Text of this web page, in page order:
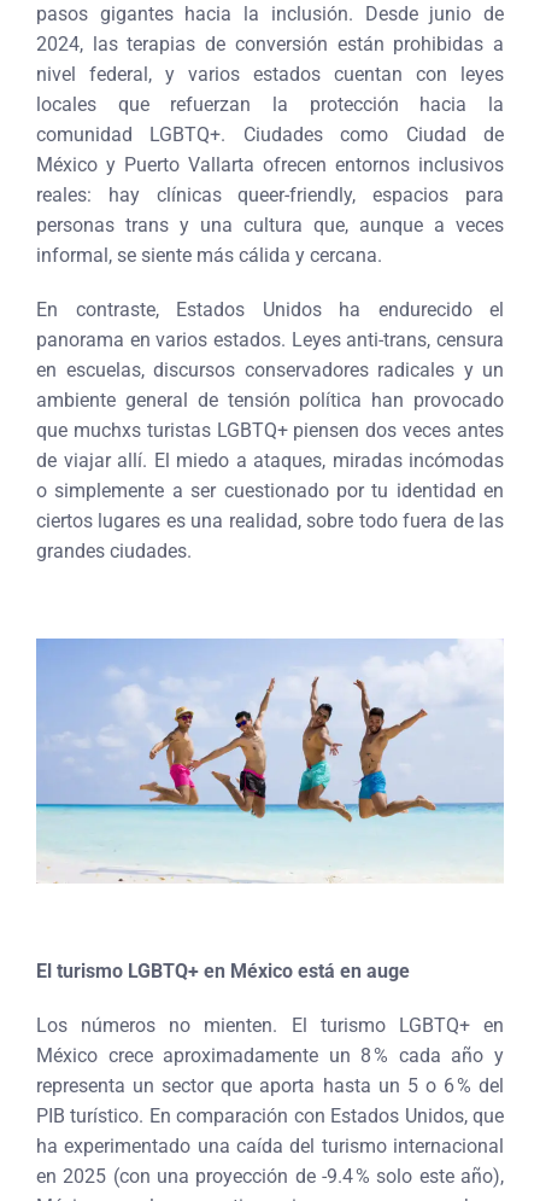
pasos gigantes hacia la inclusión. Desde junio de
2024, las terapias de conversión están prohibidas a
nivel federal, y varios estados cuentan con leyes
locales que refuerzan la protección hacia la
comunidad LGBTQ+. Ciudades como Ciudad de
México y Puerto Vallarta ofrecen entornos inclusivos
reales: hay clínicas queer-friendly, espacios para
personas trans y una cultura que, aunque a veces
informal, se siente más cálida y cercana.
En contraste, Estados Unidos ha endurecido el
panorama en varios estados. Leyes anti-trans, censura
en escuelas, discursos conservadores radicales y un
ambiente general de tensión política han provocado
que muchxs turistas LGBTQ+ piensen dos veces antes
de viajar allí. El miedo a ataques, miradas incómodas
o simplemente a ser cuestionado por tu identidad en
ciertos lugares es una realidad, sobre todo fuera de las
grandes ciudades.
El turismo LGBTQ+ en México está en auge
Los números no mienten. El turismo LGBTQ+ en
México crece aproximadamente un 8 % cada año y
representa un sector que aporta hasta un 5 o 6 % del
PIB turístico. En comparación con Estados Unidos, que
ha experimentado una caída del turismo internacional
en 2025 (con una proyección de -9.4 % solo este año),